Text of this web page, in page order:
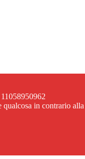
in contrario